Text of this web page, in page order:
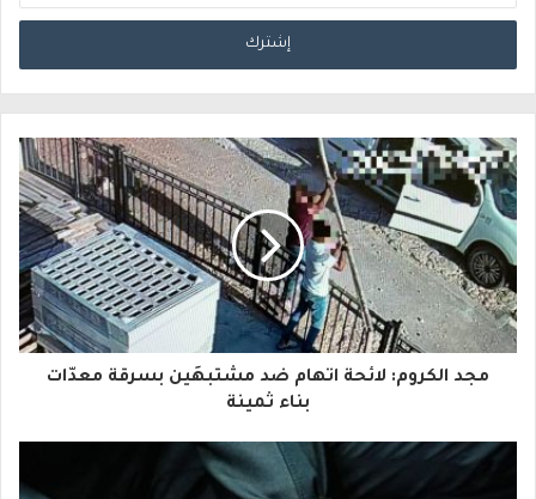
د
خ
ب
ر
ي
د
ك
ا
إ
مجد الكروم: لائحة اتهام ضد مشتبهَين بسرقة معدّات
بناء ثمينة